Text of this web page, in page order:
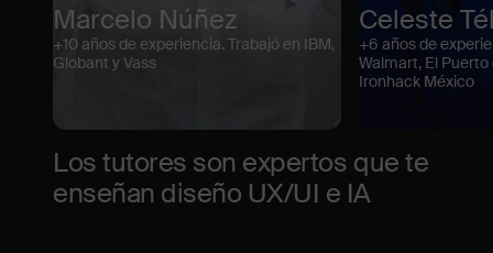
Los tutores son expertos que te
enseñan diseño UX/UI e IA
Marcelo Núñez
+10 años de experiencia. Trabajó en IBM,
Globant y Vass
Celeste
+6 años de
Walmart, El Puerto
Ironhack México